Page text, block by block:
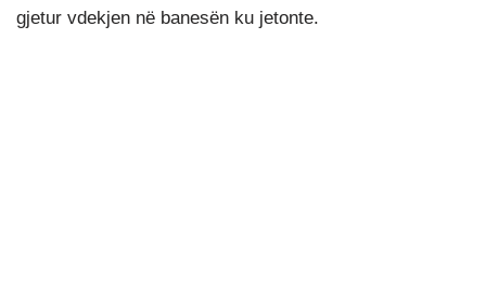
gjetur vdekjen në banesën ku jetonte.